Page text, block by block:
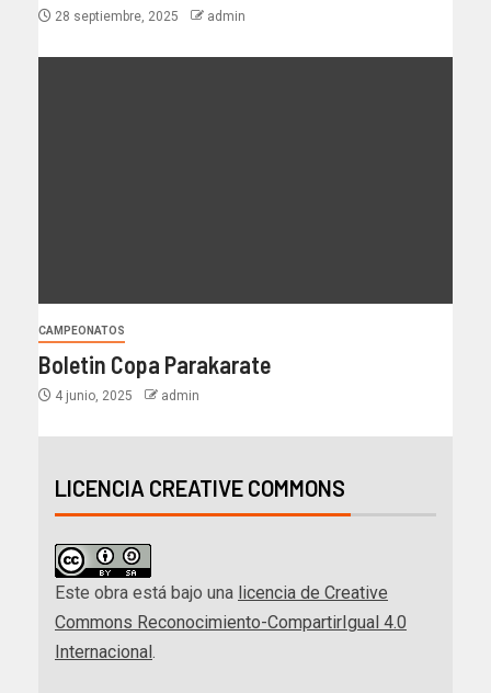
28 septiembre, 2025 admin
CAMPEONATOS
Boletin Copa Parakarate
4 junio, 2025 admin
LICENCIA CREATIVE COMMONS
Este obra está bajo una licencia de Creative
Commons Reconocimiento-CompartirIgual 4.0
Internacional .